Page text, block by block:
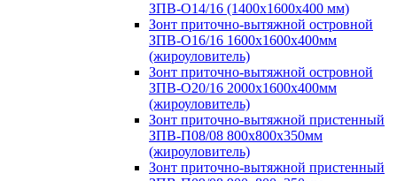
ЗПВ-О14/16 (1400х1600х400 мм)
Зонт приточно-вытяжной островной
ЗПВ-О16/16 1600х1600х400мм
(жироуловитель)
Зонт приточно-вытяжной островной
ЗПВ-О20/16 2000х1600х400мм
(жироуловитель)
Зонт приточно-вытяжной пристенный
ЗПВ-П08/08 800х800х350мм
(жироуловитель)
Зонт приточно-вытяжной пристенный